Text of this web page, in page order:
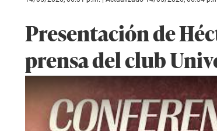
Presentación de
prensa del club